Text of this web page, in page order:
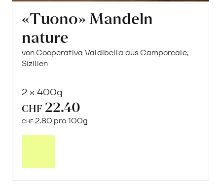
«Tuono» Mandeln
nature
von Cooperativa Valdibella aus Camporeale,
Sizilien
2 x 400g
CHF 22.40
CHF 2.80 pro 100g